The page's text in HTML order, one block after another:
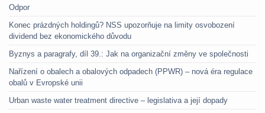
Odpor
Konec prázdných holdingů? NSS upozorňuje na limity osvobození
dividend bez ekonomického důvodu
Byznys a paragrafy, díl 39.: Jak na organizační změny ve společnosti
Nařízení o obalech a obalových odpadech (PPWR) – nová éra regulace
obalů v Evropské unii
Urban waste water treatment directive – legislativa a její dopady